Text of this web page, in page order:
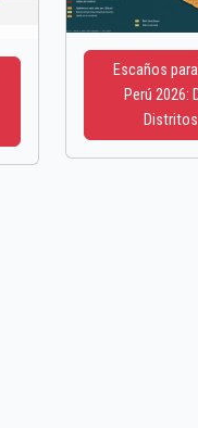
Escaños
Perú 2026: